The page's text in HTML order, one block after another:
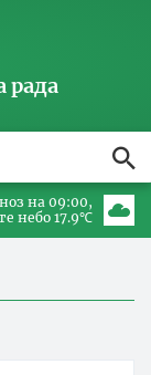
рада
на 09:00
небо 17.9℃